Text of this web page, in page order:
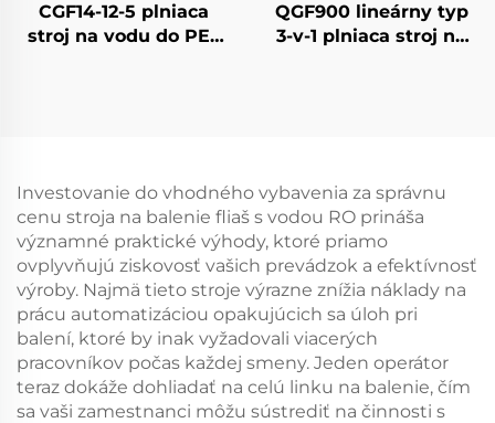
CGF14-12-5 plniaca
stroj na vodu do PET
QGF900 lineárny typ
3-v-1 plniaca stroj na
Investovanie do vhodného vybavenia za správnu
cenu stroja na balenie fliaš s vodou RO prináša
významné praktické výhody, ktoré priamo
ovplyvňujú ziskovosť vašich prevádzok a efektívnosť
výroby. Najmä tieto stroje výrazne znížia náklady na
prácu automatizáciou opakujúcich sa úloh pri
balení, ktoré by inak vyžadovali viacerých
pracovníkov počas každej smeny. Jeden operátor
teraz dokáže dohliadať na celú linku na balenie, čím
sa vaši zamestnanci môžu sústrediť na činnosti s